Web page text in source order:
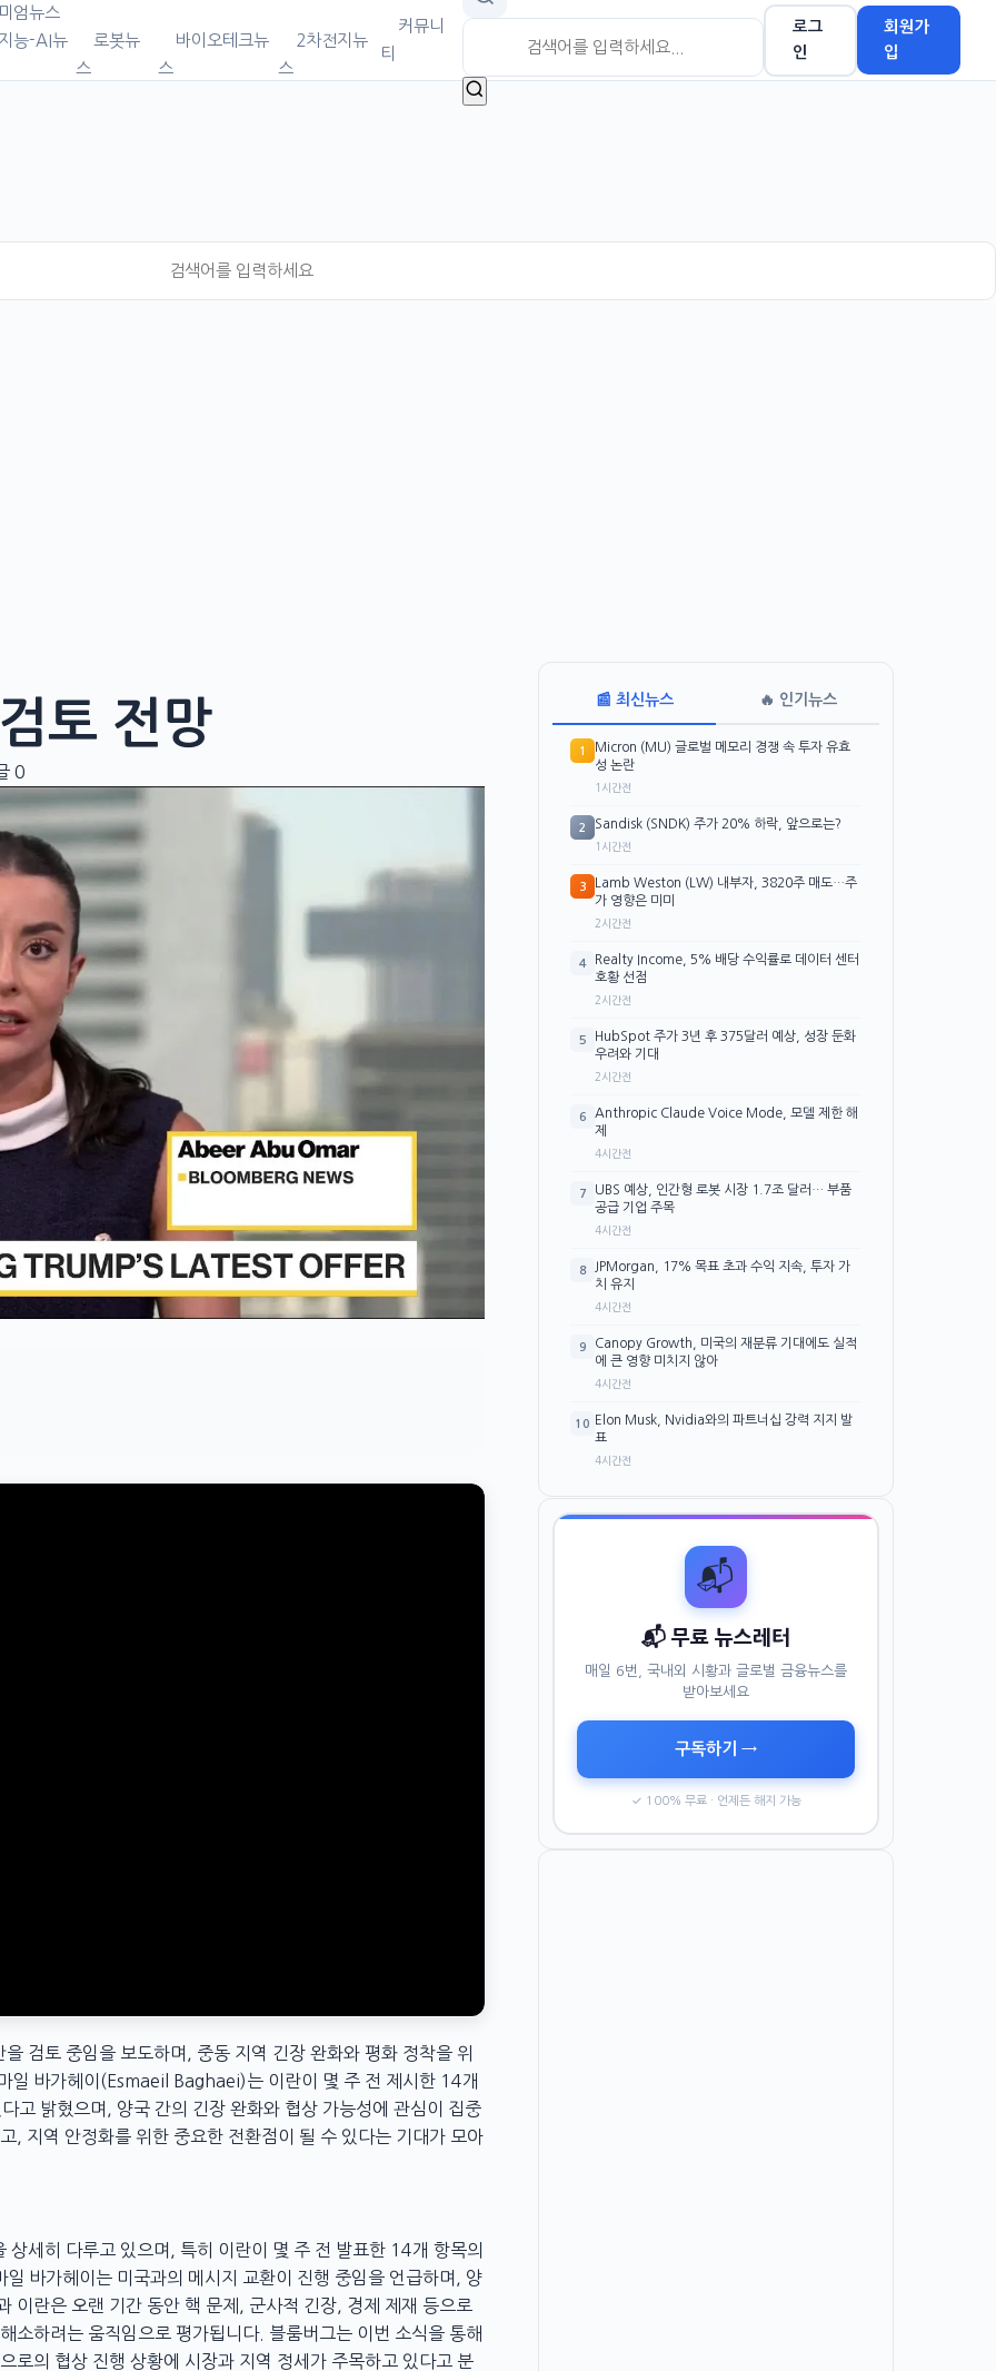
엄뉴스
능-AI뉴
로봇뉴
스
바이오테크뉴
스
2차전지뉴
스
커뮤니
티
로그
인
회원가
입
토 전망
0
검토 중임을 보도하며, 중동 지역 긴장 완화와 평화 정착을 위
일 바가헤이(Esmaeil Baghaei)는 이란이 몇 주 전 제시한 14개
고 밝혔으며, 양국 간의 긴장 완화와 협상 가능성에 관심이 집중
, 지역 안정화를 위한 중요한 전환점이 될 수 있다는 기대가 모아
세히 다루고 있으며, 특히 이란이 몇 주 전 발표한 14개 항목의
바가헤이는 미국과의 메시지 교환이 진행 중임을 언급하며, 양
이란은 오랜 기간 동안 핵 문제, 군사적 긴장, 경제 제재 등으로
소하려는 움직임으로 평가됩니다. 블룸버그는 이번 소식을 통해
로의 협상 진행 상황에 시장과 지역 정세가 주목하고 있다고 분
📰 최신뉴스 🔥 인기뉴스
1
Micron (MU) 글로벌 메모리 경쟁 속 투자 유효
성 논란
1시간전
2 Sandisk (SNDK) 주가 20% 하락, 앞으로는?
1시간전
3
Lamb Weston (LW) 내부자, 3820주 매도…주
가 영향은 미미
2시간전
4
Realty Income, 5% 배당 수익률로 데이터 센터
호황 선점
2시간전
5
HubSpot 주가 3년 후 375달러 예상, 성장 둔화
우려와 기대
2시간전
6
Anthropic Claude Voice Mode, 모델 제한 해
제
4시간전
7
UBS 예상, 인간형 로봇 시장 1.7조 달러… 부품
공급 기업 주목
4시간전
8
JPMorgan, 17% 목표 초과 수익 지속, 투자 가
치 유지
4시간전
9
Canopy Growth, 미국의 재분류 기대에도 실적
에 큰 영향 미치지 않아
4시간전
10
Elon Musk, Nvidia와의 파트너십 강력 지지 발
표
4시간전
📬
📬 무료 뉴스레터
매일 6번, 국내외 시황과 글로벌 금융뉴스를
받아보세요
구독하기 →
✓ 100% 무료 · 언제든 해지 가능